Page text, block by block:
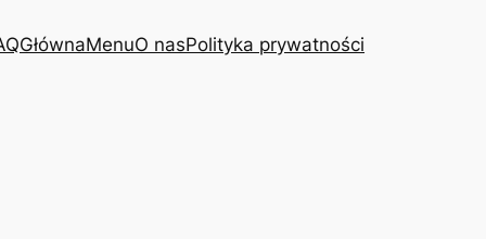
GłównaMenuO nasPolityka prywatności